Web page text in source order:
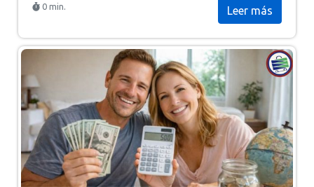
0 min. Leer más